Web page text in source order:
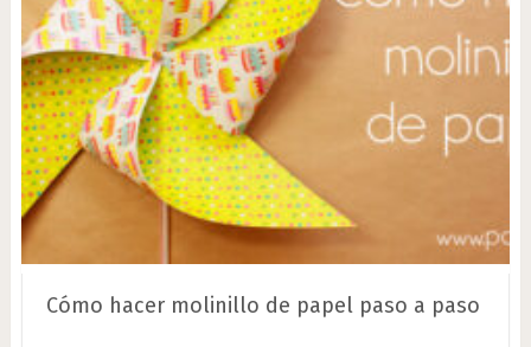
Cómo hacer molinillo de papel paso a paso